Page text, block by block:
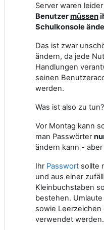
Server waren
Benutzermüssen
Schulkonsole
Das ist zwar
ändern, da jede
Handlungen
seinen
werden.
Was ist also zu tun?
Vor Montag kann
man Passwörter
ändern kann -
Ihr Passwort sollte
und aus einer
Kleinbuchstaben
bestehen.
sowie
verwendet werden.